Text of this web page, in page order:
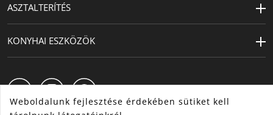
Kapacitás (l)
5.9
Lemez átmérő
(cm)
24
ASZTALTERÍTÉS
KONYHAI ESZKÖZÖK
Weboldalunk fejlesztése érdekében sütiket kell